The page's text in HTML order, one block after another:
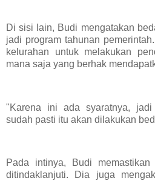
Di sisi lain, Budi mengatakan
jadi program tahunan
kelurahan untuk melakukan
mana saja yang berhak
"Karena ini ada syaratnya,
sudah pasti itu akan dilakukan
Pada intinya, Budi
ditindaklanjuti. Dia juga